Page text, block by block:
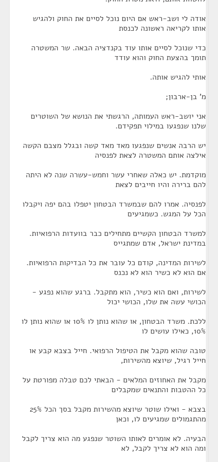
אודה לי ושב-ראש אם היום נוכל לסיים את החוק ולהגיש
אותו לקריאה ראשונה לכנסת
כדי שנוכל לסיים אותו עוד בקנדציה הבאה. שר המשטרה
תומך בהצעת החוק והוא עודד
אותי להגיש אותה.
מ' בן-ארבון;
אני יושב-ראש העמותה, הרגשתי את הנושא של השוטרים
שלנו שנפגעו במילוי תפקידם.
יש הרבה אנשים שנפגעו מאד מאד קשה ובגלל מצבם הקשה
אילצה אותם המשטרה לצאת לפנסיה
מוקדמת. יש כאלה שאחרי עשר וחמש-עשרה שנה לא היתה
להם ברירה והיו חייבים לצאת
לפנסיה. אמרו להם שבמשרד הבטחון יטפלו בהם יפה ויקבלו
הכל על המגש. כשמגיעים
למשרד הבטחון הקשיים מתחילים כבר בוועדות הרפואיות.
במדינת ישראל, אדם שמתגייס
לשירות המדינה, קודם כל עובר את כל הבדיקות הרפואיות.
אם הוא לא כשיר הוא לא נכנס
לשירות, ואם הוא כשיר, הוא מתקבל. ברגע שהוא נפגע -
הכושי עשה את שלו, הכושי יכול
ללכת. משרד הבטחון, או שהוא נותן לו 10% או שהוא נותן לו
10%, כאילו עושים לו
טובה שהוא מקבל את הטיפול הרפואי. חייל בצבא קבע או
חייל רגיל, שיוצא מהשירות,
מקבל את האחוזים המלאים - הבאתי לכם טבלה מפורטת על
כל ההטבות והתנאים שמקבלים
בצבא - ואילו שוטר שיוצא מהשירות מקבל בסך הכל 25%
מהתגמולים שמגיעים לו, וכאן
הבעיה. לא אומרים לאותו השוטר שנפגע מה הוא צריך לקבל
ומה הוא לא צריך לקבל, לא